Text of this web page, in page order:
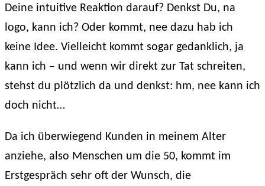
Kopf
Deine intuitive Reaktion darauf? Denkst Du, na
logo, kann ich? Oder kommt, nee dazu hab ich
keine Idee. Vielleicht kommt sogar gedanklich, ja
kann ich – und wenn wir direkt zur Tat schreiten,
stehst du plötzlich da und denkst: hm, nee kann ich
doch nicht…
Da ich überwiegend Kunden in meinem Alter
anziehe, also Menschen um die 50, kommt im
Erstgespräch sehr oft der Wunsch, die